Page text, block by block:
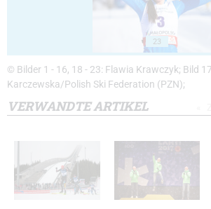
23
© Bilder 1 - 16, 18 - 23: Flawia Krawczyk; Bild
Karczewska/Polish Ski Federation (PZN);
VERWANDTE ARTIKEL